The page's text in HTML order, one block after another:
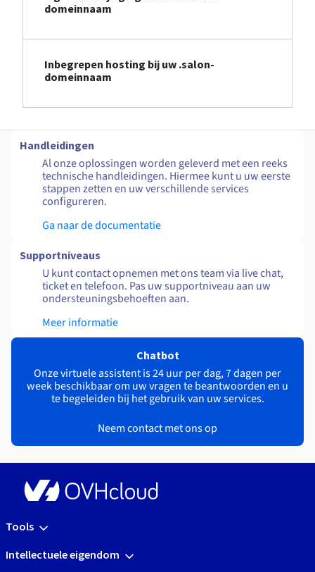
domeinnaam
Inbegrepen hosting bij uw .salon-
domeinnaam
Handleidingen
Al onze oplossingen worden geleverd met een reeks
technische handleidingen. Hiermee kunt u uw eerste
stappen zetten en uw verschillende services
configureren.
Ga naar de documentatie
Supportniveaus
U kunt contact opnemen met ons team via live chat,
ticket en telefoon. Pas uw supportniveau aan uw
ondersteuningsbehoeften aan.
Meer informatie
Chatbot
Onze virtuele assistent is 24 uur per dag, 7 dagen per
week beschikbaar om uw vragen te beantwoorden en u
te begeleiden bij het gebruik van uw services.
Neem contact met ons op
Tools
Intellectuele eigendom